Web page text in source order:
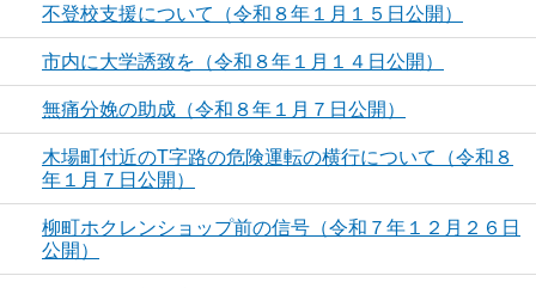
不登校支援について（令和８年１月１５日公開）
市内に大学誘致を（令和８年１月１４日公開）
無痛分娩の助成（令和８年１月７日公開）
木場町付近のT字路の危険運転の横行について（令和８
年１月７日公開）
柳町ホクレンショップ前の信号（令和７年１２月２６日
公開）